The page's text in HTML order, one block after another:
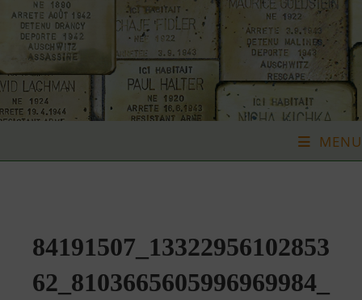
Skip
content
MENU
84191507_13322956102853
62_8103665605996969984_